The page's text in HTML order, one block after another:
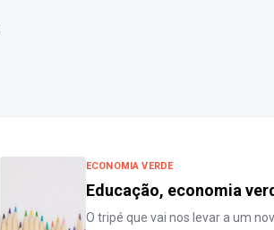
ECONOMIA VERDE
Educação, economia
O tripé que vai nos levar a um